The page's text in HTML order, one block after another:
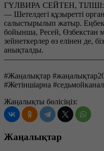
ГҮЛВИРА СЕЙТЕН, ТІЛШІ:
— Шетелдегі құзыретті
салыстырылып жатыр. Еңбек
бойынша, Ресей, Өзбекстан
зейнеткерлер өз елінен де,
анықталды.
#Жаңалықтар
#Жетіншіарна
Жаңалықты бөлісіңіз:
Жаңалықтар